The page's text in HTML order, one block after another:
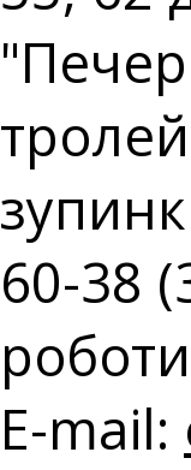
60-38
E-mail: